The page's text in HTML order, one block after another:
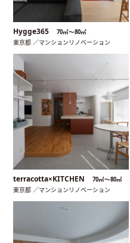
Hygge365 70㎡〜80㎡
東京都 ／マンションリノベーション
terracotta×KITCHEN 70㎡〜80㎡
東京都 ／マンションリノベーション